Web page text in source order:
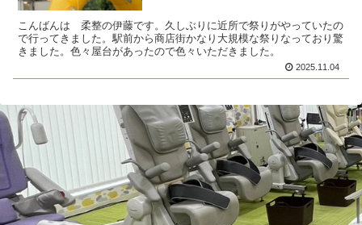
こんばんは 柔整の伊藤です。久しぶりに近所で祭りがやっていたの
で行ってきました。駅前から商店街かなり大規模な祭りなっており驚
きました。色々屋台があったので色々いただきました。
2025.11.04